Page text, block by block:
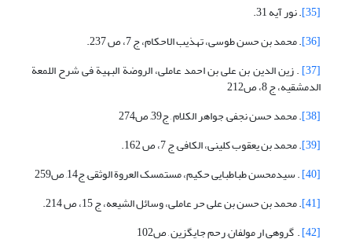
[35]
. نور آیه 31.
[36]
. محمد بن حسن طوسی، تهذیب الاحکام، ج 7، ص 237.
[37]
. زین الدین بن علی بن احمد عاملی، الروضة البهیة فی شرح اللمعة
الدمشقیه، ج 8، ص212
[38]
. محمد حسن نجفی, جواهر الکلام , ج39, ص274
[39]
. محمد بن یعقوب کلینی، الکافی, ج 7، ص 162.
[40]
. سیدمحسن طباطبایی حکیم،‌ مستمسک العروة الوثقی, ج14, ص259
[41]
. محمد بن حسن بن علی حر عاملی، وسائل الشیعه، ج 15، ص 214.
[42]
. گروهی ار مولفان, رحم جایگزین , ص102